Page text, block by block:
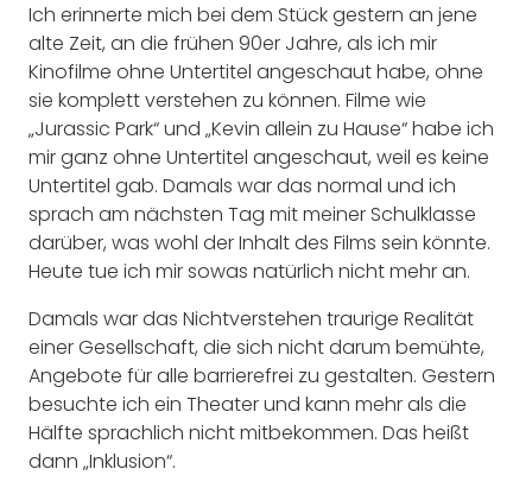
Ich erinnerte mich bei dem Stück gestern an jene
alte Zeit, an die frühen 90er Jahre, als ich mir
Kinofilme ohne Untertitel angeschaut habe, ohne
sie komplett verstehen zu können. Filme wie
„Jurassic Park“ und „Kevin allein zu Hause“ habe ich
mir ganz ohne Untertitel angeschaut, weil es keine
Untertitel gab. Damals war das normal und ich
sprach am nächsten Tag mit meiner Schulklasse
darüber, was wohl der Inhalt des Films sein könnte.
Heute tue ich mir sowas natürlich nicht mehr an.
Damals war das Nichtverstehen traurige Realität
einer Gesellschaft, die sich nicht darum bemühte,
Angebote für alle barrierefrei zu gestalten. Gestern
besuchte ich ein Theater und kann mehr als die
Hälfte sprachlich nicht mitbekommen. Das heißt
dann „Inklusion“.